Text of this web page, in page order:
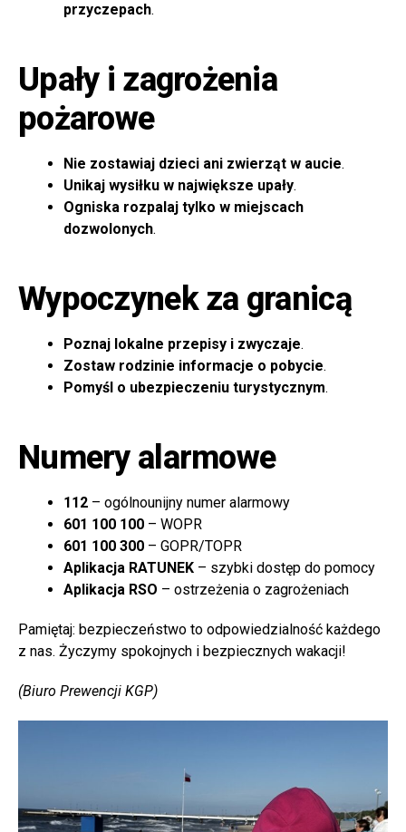
przyczepach.
Upały i zagrożenia
pożarowe
Nie zostawiaj dzieci ani zwierząt w aucie.
Unikaj wysiłku w największe upały.
Ogniska rozpalaj tylko w miejscach
dozwolonych.
Wypoczynek za granicą
Poznaj lokalne przepisy i zwyczaje.
Zostaw rodzinie informacje o pobycie.
Pomyśl o ubezpieczeniu turystycznym.
Numery alarmowe
112 – ogólnounijny numer alarmowy
601 100 100 – WOPR
601 100 300 – GOPR/TOPR
Aplikacja RATUNEK – szybki dostęp do pomocy
Aplikacja RSO – ostrzeżenia o zagrożeniach
Pamiętaj: bezpieczeństwo to odpowiedzialność każdego
z nas. Życzymy spokojnych i bezpiecznych wakacji!
(Biuro Prewencji KGP)